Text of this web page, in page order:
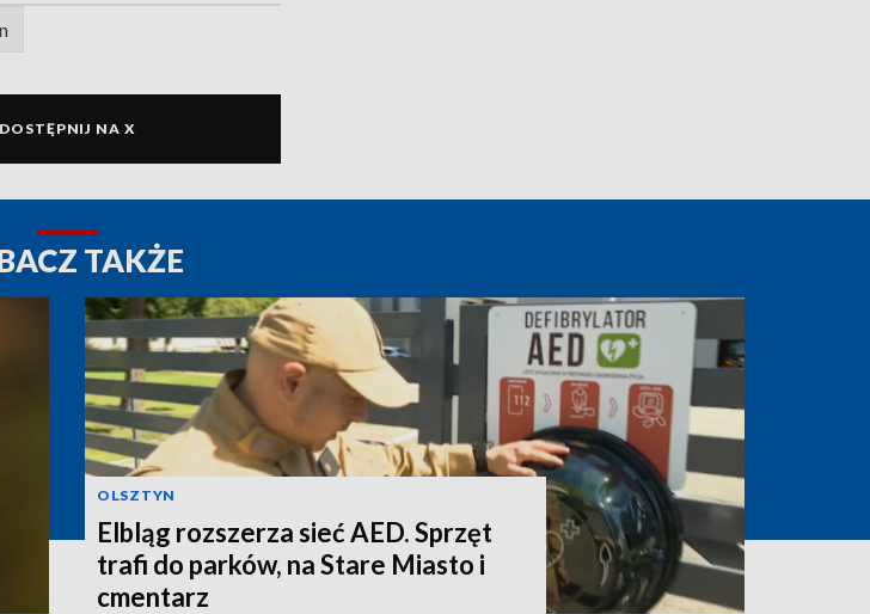
NA X
TAKŻE
OLSZTYN
Elbląg rozszerza sieć AED. Sprzęt
trafi do parków, na Stare Miasto i
cmentarz